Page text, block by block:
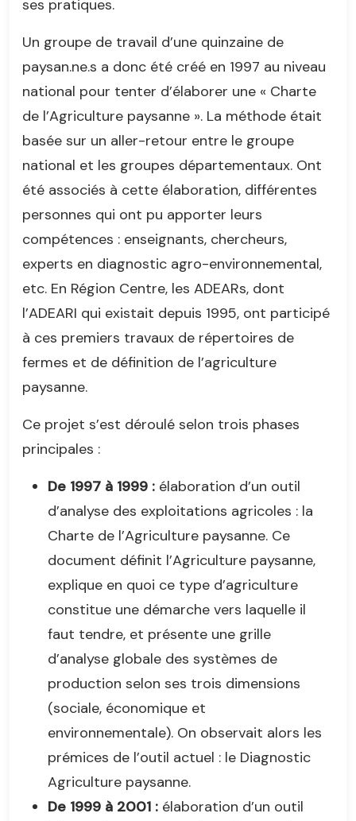
ses pratiques.
Un groupe de travail d’une quinzaine de
paysan.ne.s a donc été créé en 1997 au niveau
national pour tenter d’élaborer une « Charte
de l’Agriculture paysanne ». La méthode était
basée sur un aller-retour entre le groupe
national et les groupes départementaux. Ont
été associés à cette élaboration, différentes
personnes qui ont pu apporter leurs
compétences : enseignants, chercheurs,
experts en diagnostic agro-environnemental,
etc. En Région Centre, les ADEARs, dont
l’ADEARI qui existait depuis 1995, ont participé
à ces premiers travaux de répertoires de
fermes et de définition de l’agriculture
paysanne.
Ce projet s’est déroulé selon trois phases
principales :
De 1997 à 1999 : élaboration d’un outil
d’analyse des exploitations agricoles : la
Charte de l’Agriculture paysanne. Ce
document définit l’Agriculture paysanne,
explique en quoi ce type d’agriculture
constitue une démarche vers laquelle il
faut tendre, et présente une grille
d’analyse globale des systèmes de
production selon ses trois dimensions
(sociale, économique et
environnementale). On observait alors les
prémices de l’outil actuel : le Diagnostic
Agriculture paysanne.
De 1999 à 2001 : élaboration d’un outil